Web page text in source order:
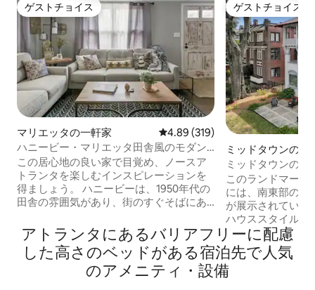
ゲストチョイス
ゲストチョイス
マリエッタの一軒家 レビュー319件、5つ星中4.89つ
4.89 (319)
ハニービー・マリエッタ田舎風のモダン
なファームハウス・バンガロー
この居心地の良い家で目覚め、ノースア
トランタを楽しむインスピレーションを
得ましょう。 ハニービーは、1950年代の
田舎の雰囲気があり、街のすぐそばにあ
げ、ニュートラルなグレー、スクリーン
付きのバックポーチ、庭には焚き火台が
あります。 出張、カップル、ご家族に最
適な場所です。 1 ～2名様には十分な広さ
ですが、6名様でも十分な広さです！ *宿
ゲストチョイス
ゲストチョイス
ミッドタウンのマ
アパート
ミッドタウンの
パート、ウォーカ
このランドマーク
には、南東部の遺
が展示されていま
ハウススタイルで
ードウッドの床と
えたキッチンが特徴です。
階にあり、入り口
アフリー対応があります。
アトランタにあるバリアフリーに配慮
した高さのベッドがある宿泊先で人気
のアメニティ・設備